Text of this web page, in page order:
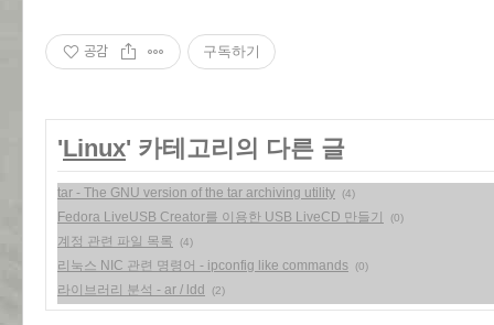
공감 구독하기
'Linux' 카테고리의 다른 글
tar - The GNU version of the tar archiving utility (4)
Fedora LiveUSB Creator를 이용한 USB LiveCD 만들기 (0)
계정 관련 파일 목록 (4)
리눅스 NIC 관련 명령어 - ipconfig like commands (0)
라이브러리 분석 - ar / ldd (2)